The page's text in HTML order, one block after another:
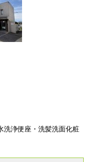
洗浄便座・洗髪洗面化粧